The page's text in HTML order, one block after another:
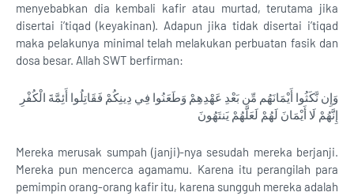
menyebabkan dia kembali kafir atau murtad, terutama jika
disertai i’tiqad (keyakinan). Adapun jika tidak disertai i’tiqad
maka pelakunya minimal telah melakukan perbuatan fasik dan
dosa besar. Allah SWT berfirman:
وَإِن نَّكَثُوا أَيْمَانَهُم مِّن بَعْدِ عَهْدِهِمْ وَطَعَنُوا فِي دِينِكُمْ فَقَاتِلُوا أَئِمَّةَ الْكُفْرِ
إِنَّهُمْ لَا أَيْمَانَ لَهُمْ لَعَلَّهُمْ يَنتَهُونَ
Mereka merusak sumpah (janji)-nya sesudah mereka berjanji.
Mereka pun mencerca agamamu. Karena itu perangilah para
pemimpin orang-orang kafir itu, karena sungguh mereka adalah